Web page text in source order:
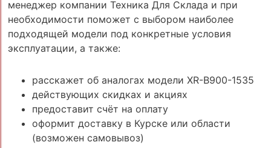
менеджер компании Техника Для Склада и при
необходимости поможет с выбором наиболее
подходящей модели под конкретные условия
эксплуатации, а также:
расскажет об аналогах модели XR-B900-1535
действующих скидках и акциях
предоставит счёт на оплату
оформит доставку в Курске или области
(возможен самовывоз)